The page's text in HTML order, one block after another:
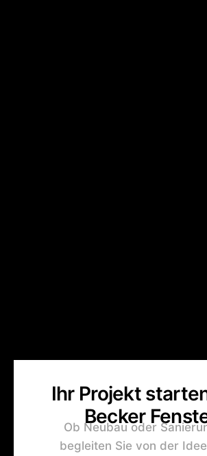
Ihr Projekt
Becker
Ob Neubau oder
begleiten Sie von der